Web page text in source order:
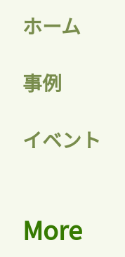
ホーム
事例
イベント
More